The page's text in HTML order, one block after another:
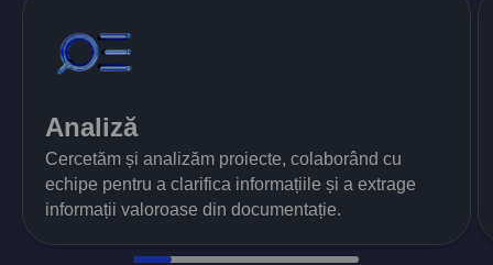
Analiză
Cercetăm și analizăm proiecte, colaborând cu
echipe pentru a clarifica informațiile și a extrage
informații valoroase din documentație.